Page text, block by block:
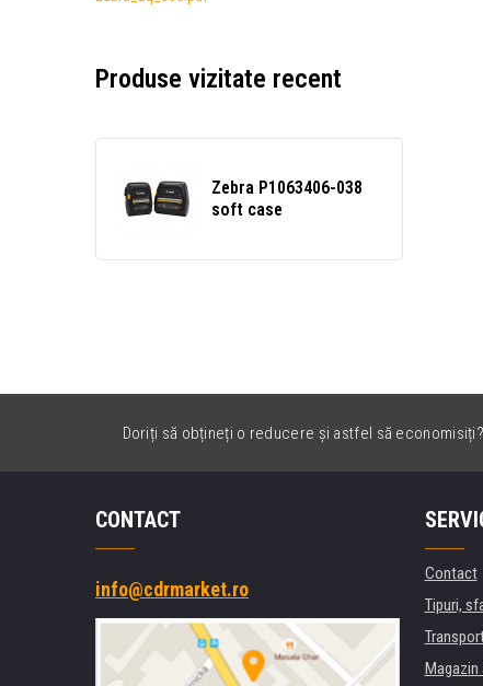
Produse vizitate recent
Zebra P1063406-038
soft case
Doriți să obțineți o reducere și astfel să
CONTACT
info@cdrmarket.ro
Contact
Tipuri,
Magazin